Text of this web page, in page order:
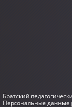
Братский
Персональные данные